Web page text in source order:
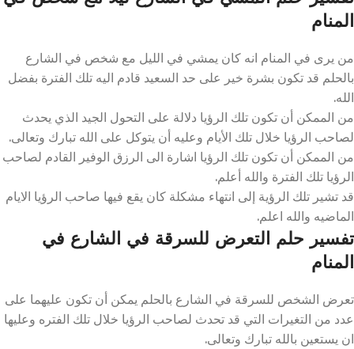
المنام
من يرى في المنام انه كان يمشي في الليل مع شخص في الشارع
بالحلم قد تكون بشرة خير على حد السعيد قادم اليه تلك الفترة بفضل
الله.
من الممكن أن تكون تلك الرؤيا دلالة على التحول الجيد الذي يحدث
لصاحب الرؤيا خلال تلك الأيام وعليه أن يتوكل على الله تبارك وتعالى.
من الممكن أن تكون تلك الرؤيا اشارة الى الرزق الوفير القادم لصاحب
الرؤيا تلك الفترة والله أعلم.
قد تشير تلك الرؤية إلى انتهاء مشكلة كان يقع فيها صاحب الرؤيا الايام
الماضيه والله اعلم.
تفسير حلم التعرض للسرقة في الشارع في
المنام
تعرض الشخص للسرقة في الشارع بالحلم يمكن أن تكون عليهما على
عدد من التغيرات التي قد تحدث لصاحب الرؤيا خلال تلك الفتره وعليها
ان يستعين بالله تبارك وتعالى.